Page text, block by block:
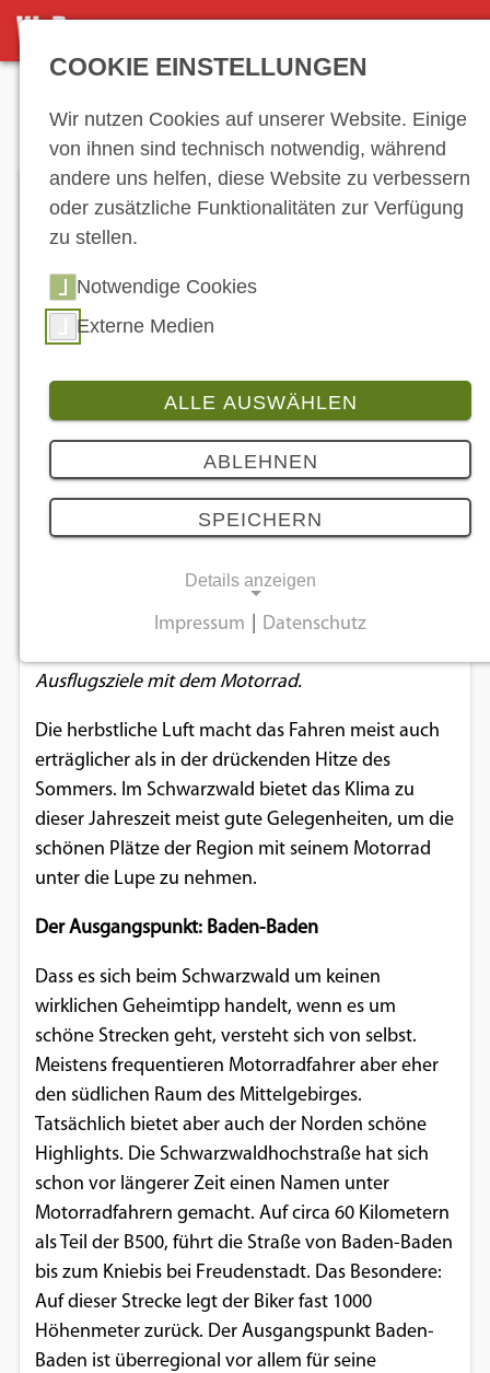
DETAILSEITE
Mit dem Motorrad über die
Schwarzwaldhochstraße
16.09.2021
Auch wenn sich Saison langsam dem Ende neigt,
Ausflugsziele mit dem Motorrad.
Die herbstliche Luft macht das Fahren meist auch
erträglicher als in der drückenden Hitze des
Sommers. Im Schwarzwald bietet das Klima zu
dieser Jahreszeit meist gute Gelegenheiten, um die
schönen Plätze der Region mit seinem Motorrad
unter die Lupe zu nehmen.
Der Ausgangspunkt: Baden-Baden
Dass es sich beim Schwarzwald um keinen
wirklichen Geheimtipp handelt, wenn es um
schöne Strecken geht, versteht sich von selbst.
Meistens frequentieren Motorradfahrer aber eher
den südlichen Raum des Mittelgebirges.
Tatsächlich bietet aber auch der Norden schöne
Highlights. Die Schwarzwaldhochstraße hat sich
schon vor längerer Zeit einen Namen unter
Motorradfahrern gemacht. Auf circa 60 Kilometern
als Teil der B500, führt die Straße von Baden-Baden
bis zum Kniebis bei Freudenstadt. Das Besondere:
Auf dieser Strecke legt der Biker fast 1000
Höhenmeter zurück. Der Ausgangspunkt Baden-
Baden ist überregional vor allem für seine
COOKIE EINSTELLUNGEN
Wir nutzen Cookies auf unserer Website. Einige
von ihnen sind technisch notwendig, während
andere uns helfen, diese Website zu verbessern
oder zusätzliche Funktionalitäten zur Verfügung
zu stellen.
Notwendige Cookies
Externe Medien
ALLE AUSWÄHLEN
ABLEHNEN
SPEICHERN
Details anzeigen
Notwendige Cookies ermöglichen
erforderlich.
Einverständnis-Cookie
Name:
Dieser Cookie speichert die ausgewählten
Einverständnis-Optionen des Benutzers
Cookie Laufzeit:
1 Jahr
EXTERNE MEDIEN
Um Inhalte von Videoplattformen und
Social Media Plattformen anzeigen zu
können, werden von diesen externen
Medien Cookies gesetzt.
YouTube
Impressum Datenschutz